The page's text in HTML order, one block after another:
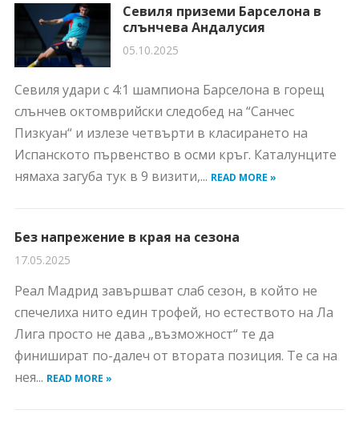
Севиля приземи Барселона в
слънчева Андалусия
05.10.2025
Севиля удари с 4:1 шампиона Барселона в горещ
слънчев октомврийски следобед на “Санчес
Пизкуан“ и излезе четвърти в класирането на
Испанското първенство в осми кръг. Каталунците
нямаха загуба тук в 9 визити,... READ MORE »
Без напрежение в края на сезона
17.05.2025
Реал Мадрид завършват слаб сезон, в който не
спечелиха нито един трофей, но естеството на Ла
Лига просто не дава „възможност“ те да
финишират по-далеч от втората позиция. Те са на
нея... READ MORE »